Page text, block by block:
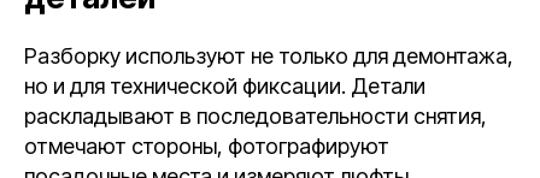
Разборку используют не только для демонтажа,
но и для технической фиксации. Детали
раскладывают в последовательности снятия,
отмечают стороны, фотографируют